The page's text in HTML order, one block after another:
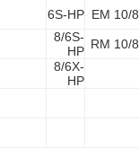
10/8 EM
6S-HP
10/8 RM
8/6S-
HP
8/6X-
HP